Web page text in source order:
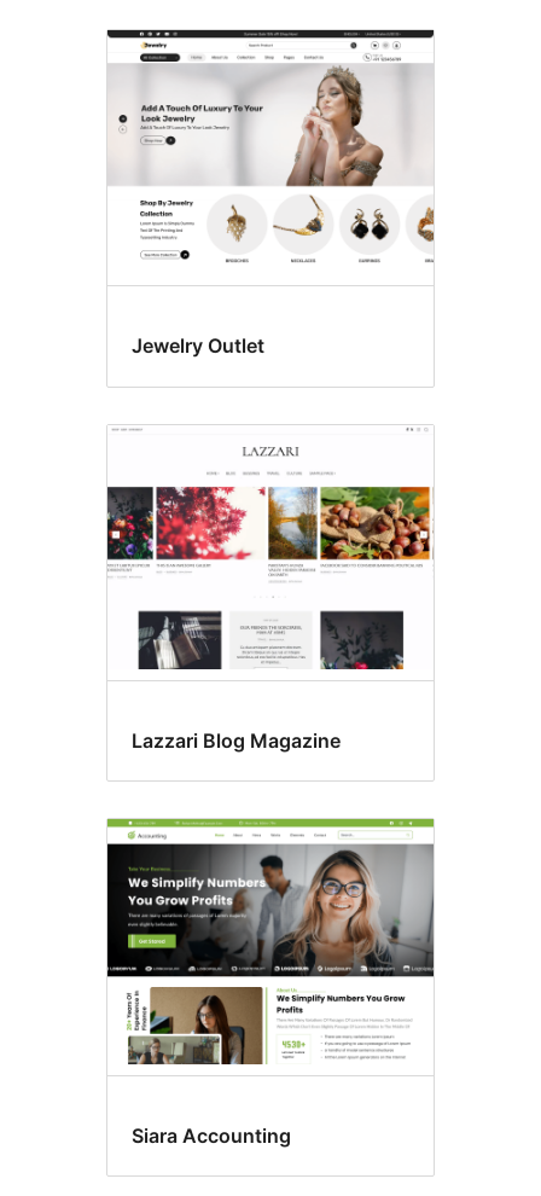
Jewelry Outlet
Lazzari Blog Magazine
Siara Accounting